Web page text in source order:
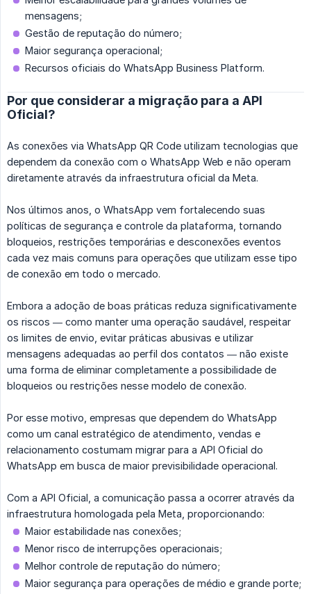
mensagens;
Gestão de reputação do número;
Maior segurança operacional;
Recursos oficiais do WhatsApp Business Platform.
Por que considerar a migração para a API
Oficial?
As conexões via WhatsApp QR Code utilizam tecnologias que
dependem da conexão com o WhatsApp Web e não operam
diretamente através da infraestrutura oficial da Meta.
Nos últimos anos, o WhatsApp vem fortalecendo suas
políticas de segurança e controle da plataforma, tornando
bloqueios, restrições temporárias e desconexões eventos
cada vez mais comuns para operações que utilizam esse tipo
de conexão em todo o mercado.
Embora a adoção de boas práticas reduza significativamente
os riscos — como manter uma operação saudável, respeitar
os limites de envio, evitar práticas abusivas e utilizar
mensagens adequadas ao perfil dos contatos — não existe
uma forma de eliminar completamente a possibilidade de
bloqueios ou restrições nesse modelo de conexão.
Por esse motivo, empresas que dependem do WhatsApp
como um canal estratégico de atendimento, vendas e
relacionamento costumam migrar para a API Oficial do
WhatsApp em busca de maior previsibilidade operacional.
Com a API Oficial, a comunicação passa a ocorrer através da
infraestrutura homologada pela Meta, proporcionando:
Maior estabilidade nas conexões;
Menor risco de interrupções operacionais;
Melhor controle de reputação do número;
Maior segurança para operações de médio e grande porte;